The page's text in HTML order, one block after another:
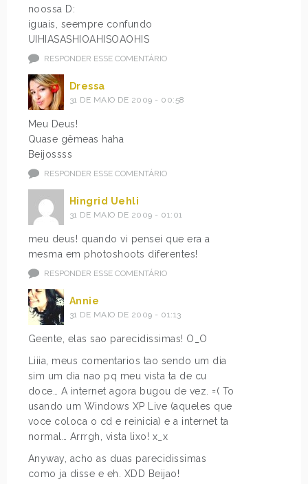
noossa D:
iguais, seempre confundo
UIHIASASHIOAHISOAOHIS
RESPONDER ESSE COMENTÁRIO
Dressa
31 DE MAIO DE 2009 - 00:58
Meu Deus!
Quase gêmeas haha
Beijossss
RESPONDER ESSE COMENTÁRIO
Hingrid Uehli
31 DE MAIO DE 2009 - 01:01
meu deus! quando vi pensei que era a
mesma em photoshoots diferentes!
RESPONDER ESSE COMENTÁRIO
Annie
31 DE MAIO DE 2009 - 01:13
Geente, elas sao parecidissimas! O_O
Liiia, meus comentarios tao sendo um dia
sim um dia nao pq meu vista ta de cu
doce… A internet agora bugou de vez. =( To
usando um Windows XP Live (aqueles que
voce coloca o cd e reinicia) e a internet ta
normal… Arrrgh, vista lixo! x_x
Anyway, acho as duas parecidissimas
como ja disse e eh. XDD Beijao!